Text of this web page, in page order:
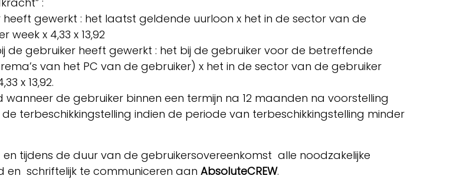
gewerkt : het laatst geldende uurloon x het in de sector van de
x 4,33 x 13,92
gebruiker heeft gewerkt : het bij de gebruiker voor de betreffende
van het PC van de gebruiker) x het in de sector van de gebruiker
x 13,92.
de gebruiker binnen een termijn na 12 maanden na voorstelling
terbeschikkingstelling indien de periode van terbeschikkingstelling minder
tijdens de duur van de gebruikersovereenkomst alle noodzakelijke
en schriftelijk te communiceren aan AbsoluteCREW.